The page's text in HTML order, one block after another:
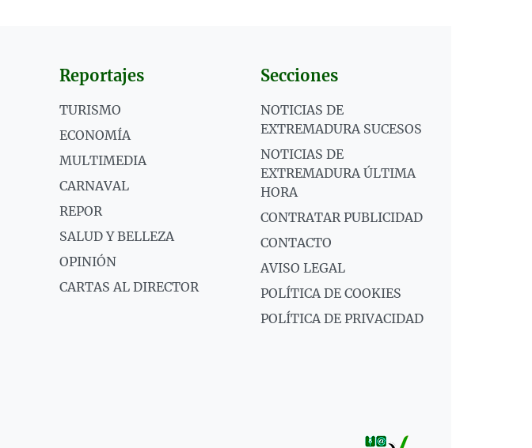
Reportajes
TURISMO
ECONOMÍA
MULTIMEDIA
CARNAVAL
REPOR
SALUD Y BELLEZA
OPINIÓN
CARTAS AL DIRECTOR
Secciones
NOTICIAS DE
EXTREMADURA SUCESOS
NOTICIAS DE
EXTREMADURA ÚLTIMA
HORA
CONTRATAR PUBLICIDAD
CONTACTO
AVISO LEGAL
POLÍTICA DE COOKIES
POLÍTICA DE PRIVACIDAD